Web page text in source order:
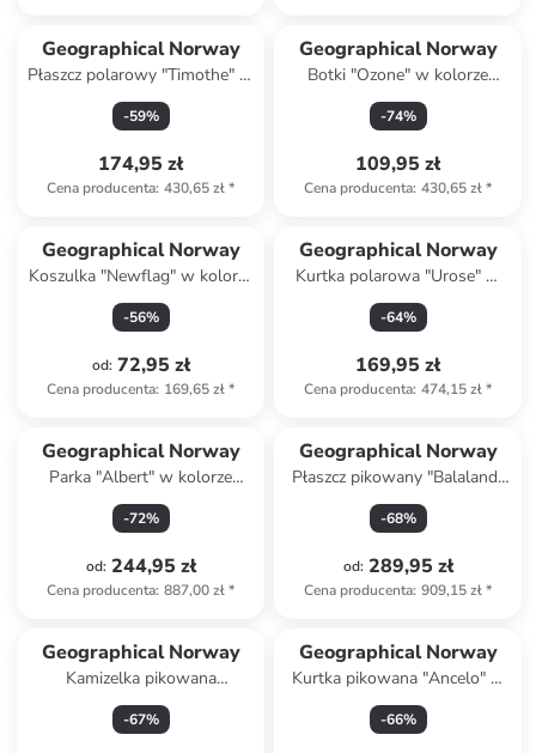
Geographical Norway
Płaszcz polarowy "Timothe" w
kolorze granatowym
-59%
174,95 zł
Cena producenta: 430,65 zł*
Geographical Norway
Botki "Ozone" w kolorze
granatowym
-74%
109,95 zł
Cena producenta: 430,65 zł*
Geographical Norway
Koszulka "Newflag" w kolorze
granatowym
-56%
od: 72,95 zł
Cena producenta: 169,65 zł*
Geographical Norway
Kurtka polarowa "Urose" w
kolorze kremowym
-64%
169,95 zł
Cena producenta: 474,15 zł*
Geographical Norway
Parka "Albert" w kolorze
beżowym
-72%
od: 244,95 zł
Cena producenta: 887,00 zł*
Geographical Norway
Płaszcz pikowany "Balaland"
w kolorze białym
-68%
od: 289,95 zł
Cena producenta: 909,15 zł*
Geographical Norway
Kamizelka pikowana
"Vatikolor" w kolorze
jasnozielonym
-67%
Geographical Norway
Kurtka pikowana "Ancelo" w
kolorze beżowym
-66%